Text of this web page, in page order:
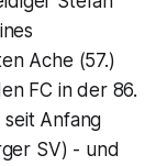
Ache (57.)
FC in der 86.
Anfang
SV) - und